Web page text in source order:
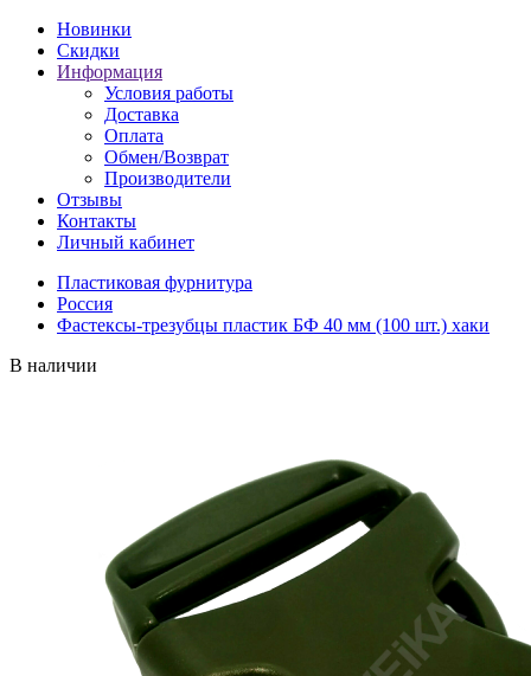
Новинки
Скидки
Информация
Условия работы
Доставка
Оплата
Обмен/Возврат
Производители
Отзывы
Контакты
Личный кабинет
Пластиковая фурнитура
Россия
Фастексы-трезубцы пластик БФ 40 мм (100 шт.) хаки
В наличии